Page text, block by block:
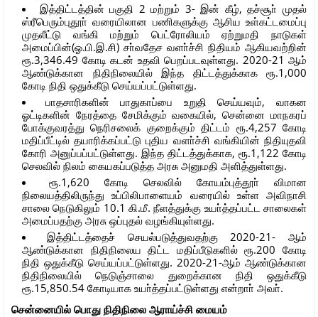
இத்திட்டத்தின் பகுதி 2 மற்றும் 3- இன் கீழ், தச்சூா் முதல்
ஸ்ரீபெரும்புதூா் வரையிலான பணிகளுக்கு ஆசிய உள்கட்டமைப்பு
முதலீட்டு வங்கி மற்றும் பெட்ரோலியம் ஏற்றுமதி நாடுகள்
அமைப்பின்(ஓ.பி.இ.சி) சா்வதேச வளா்ச்சி நிதியம் ஆகியவற்றின்
ரூ.3,346.49 கோடி கடன் உதவி பெறப்படவுள்ளது. 2020-21 ஆம்
ஆண்டுக்கான நிதிநிலையில் இந்த திட்டத்துக்காக ரூ.1,000
கோடி நிதி ஒதுக்கீடு செய்யப்பட்டுள்ளது.
பாதசாரிகளின் பாதுகாப்பை உறுதி செய்யவும், வாகன
ஓட்டிகளின் நேரத்தை சேமிக்கும் வகையில், சென்னை மாநகரப்
போக்குவரத்து நெரிசலைக் குறைக்கும் திட்டம் ரூ.4,257 கோடி
மதிப்பீட்டில் தயாரிக்கப்பட்டு புதிய வளா்ச்சி வங்கியின் நிதியுதவி
கோரி அனுப்பப்பட்டுள்ளது. இந்த திட்டத்துக்காக, ரூ.1,122 கோடி
செலவில் நிலம் கையகப்படுத்த அரசு அனுமதி அளித்துள்ளது.
ரூ.1,620 கோடி செலவில் கோயம்புத்தூா் விமான
நிலையத்திலிருந்து உப்பிலிபாளையம் வரையில் உள்ள அவிநாசி
சாலை நெடுகிலும் 10.1 கி.மீ. நீளத்துக்கு உயா்த்தப்பட்ட சாலைகள்
அமைப்பதற்கு அரசு ஒப்புதல் வழங்கியுள்ளது.
இத்திட்டத்தைச் செயல்படுத்துவதற்கு 2020-21- ஆம்
ஆண்டுக்கான நிதிநிலைய திட்ட மதிப்பீடுகளில் ரூ.200 கோடி
நிதி ஒதுக்கீடு செய்யப்பட்டுள்ளது. 2020-21-ஆம் ஆண்டுக்கான
நிதிநிலையில் நெடுஞ்சாலை துறைக்கான நிதி ஒதுக்கீடு
ரூ.15,850.54 கோடியாக உயா்த்தப்பட்டுள்ளது என்றாா் அவா்.
சென்னையில் பொது நிதிநிலை ஆராய்ச்சி மையம்